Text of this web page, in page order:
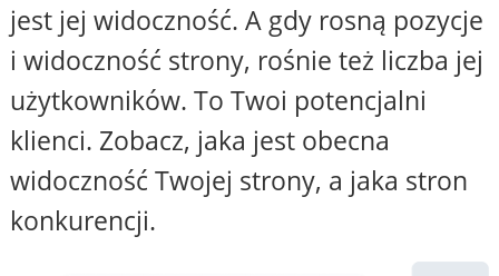
jest jej widoczność. A gdy rosną pozycje
i widoczność strony, rośnie też liczba jej
użytkowników. To Twoi potencjalni
klienci. Zobacz, jaka jest obecna
widoczność Twojej strony, a jaka stron
konkurencji.